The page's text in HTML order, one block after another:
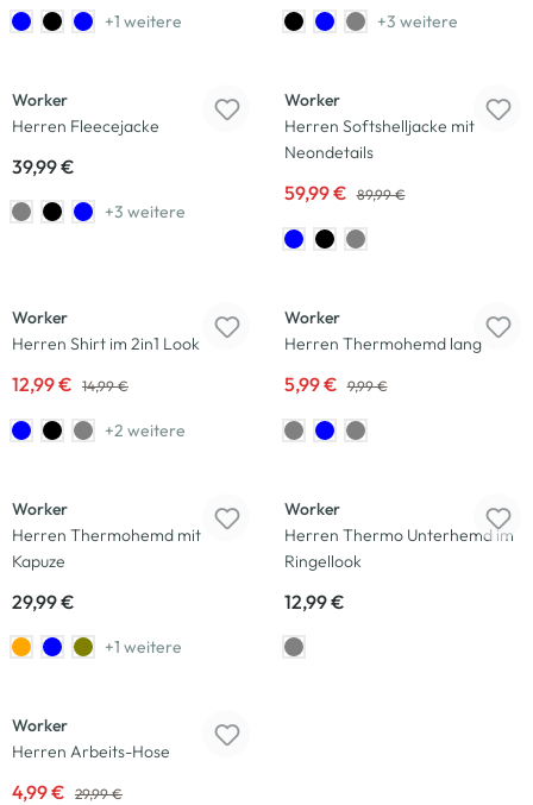
+1 weitere +3 weitere
Worker
Herren Fleecejacke
39,99 €
+3 weitere
Worker
Herren Softshelljacke mit
Neondetails
59,99 € 89,99 €
Worker
Herren Shirt im 2in1 Look
12,99 € 14,99 €
+2 weitere
Worker
Herren Thermohemd lang
5,99 € 9,99 €
Worker
Herren Thermohemd mit
Kapuze
29,99 €
+1 weitere
Worker
Herren Thermo Unterhemd im
Ringellook
12,99 €
Worker
Herren Arbeits-Hose
4,99 € 29,99 €